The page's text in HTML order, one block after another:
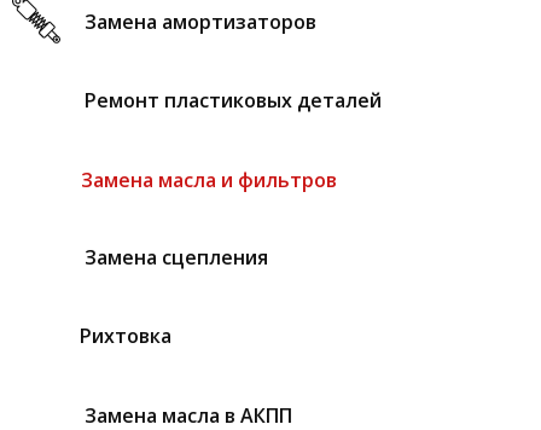
Замена амортизаторов
Ремонт пластиковых деталей
Замена масла и фильтров
Замена сцепления
Рихтовка
Замена масла в АКПП